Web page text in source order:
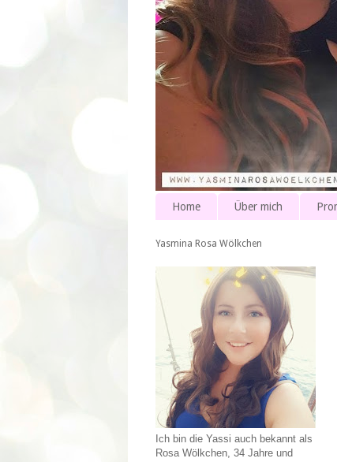
Home Über mich
Yasmina Rosa Wölkchen
Ich bin die Yassi auch bekannt als
Rosa Wölkchen, 34 Jahre und